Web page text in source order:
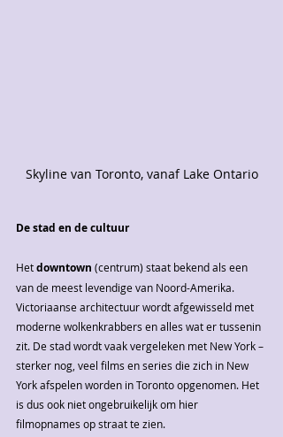
Skyline van Toronto, vanaf Lake Ontario
De stad en de cultuur
Het downtown (centrum) staat bekend als een
van de meest levendige van Noord-Amerika.
Victoriaanse architectuur wordt afgewisseld met
moderne wolkenkrabbers en alles wat er tussenin
zit. De stad wordt vaak vergeleken met New York –
sterker nog, veel films en series die zich in New
York afspelen worden in Toronto opgenomen. Het
is dus ook niet ongebruikelijk om hier
filmopnames op straat te zien.